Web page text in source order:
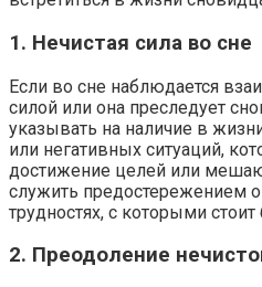
1. Нечистая сила во сне
Если во сне наблюдается
силой или она преследует
указывать на наличие в
или негативных ситуаций,
достижение целей или
служить предостережением
трудностях, с которыми
2. Преодоление